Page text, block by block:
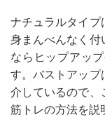
ナチュラルタイプ
身まんべんなく付
ならヒップアッ
す。バストアップ
介しているので、
筋トレの方法を説